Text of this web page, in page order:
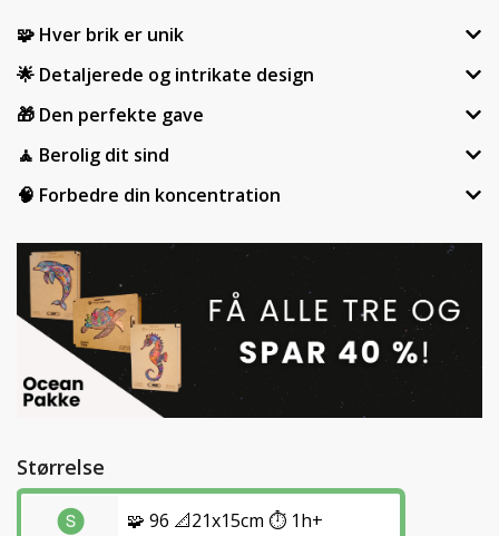
🧩 Hver brik er unik
🌟 Detaljerede og intrikate design
🎁 Den perfekte gave
🧘 Berolig dit sind
🧠 Forbedre din koncentration
Størrelse
🧩 96 📐21x15cm ⏱️ 1h+